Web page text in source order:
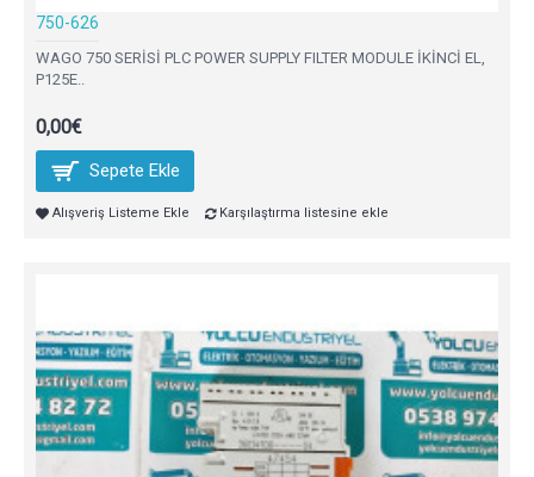
750-626
WAGO 750 SERİSİ PLC POWER SUPPLY FILTER MODULE İKİNCİ EL,
P125E..
0,00€
Sepete Ekle
Alışveriş Listeme Ekle Karşılaştırma listesine ekle